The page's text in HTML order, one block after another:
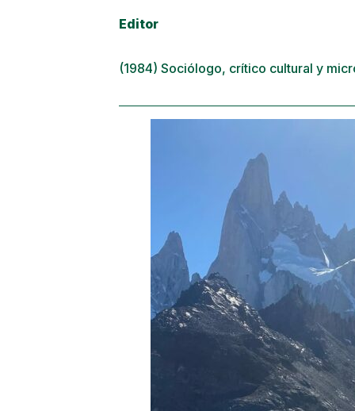
Editor
(1984) Sociólogo, crítico cultural y